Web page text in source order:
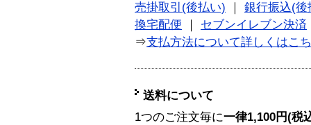
売掛取引(後払い)
銀行振込(後
換宅配便
セブンイレブン決済
⇒支払方法について詳しくはこ
送料について
1つのご注文毎に一律1,100円(税